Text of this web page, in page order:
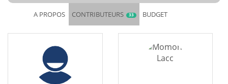
A PROPOS CONTRIBUTEURS 33 BUDGET